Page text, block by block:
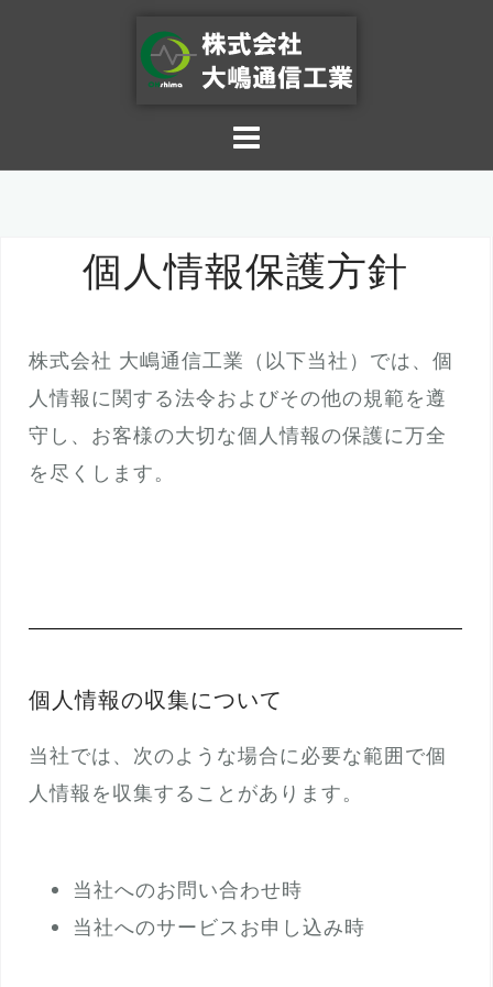
個人情報保護方針
株式会社 大嶋通信工業（以下当社）では、個
人情報に関する法令およびその他の規範を遵
守し、お客様の大切な個人情報の保護に万全
を尽くします。
個人情報の収集について
当社では、次のような場合に必要な範囲で個
人情報を収集することがあります。
当社へのお問い合わせ時
当社へのサービスお申し込み時